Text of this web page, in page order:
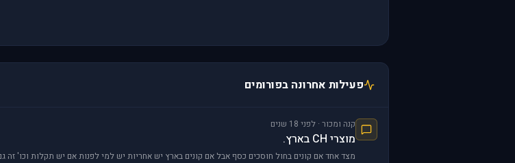
פעילות אחרונה בפורומים
קנה ומכור · לפני 18 שנים
מוצרי CH בארץ.
מצד אחד אם קונים בחול חוסכים כסף אבל אם קונים בארץ יש אחריות יש למי לפנות אם יש תקלות וכו'